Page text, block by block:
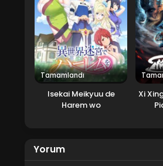
Tamamlandı
Isekai Meikyuu de
Harem wo
Xi
Yorum